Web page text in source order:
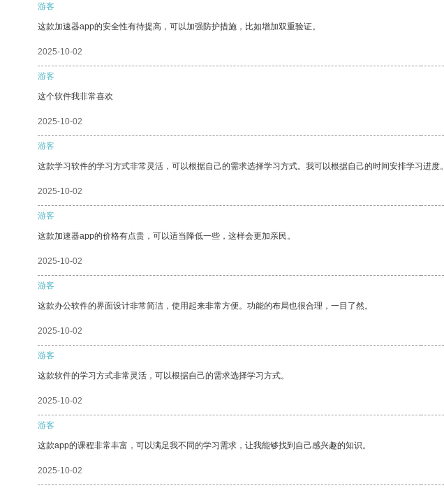
游客
这款加速器app的安全性有待提高，可以加强防护措施，比如增加双重验证。
2025-10-02
游客
这个软件我非常喜欢
2025-10-02
游客
这款学习软件的学习方式非常灵活，可以根据自己的需求选择学习方式。我可以根据自己的时间安排学习进度。
2025-10-02
游客
这款加速器app的价格有点贵，可以适当降低一些，这样会更加亲民。
2025-10-02
游客
这款办公软件的界面设计非常简洁，使用起来非常方便。功能的布局也很合理，一目了然。
2025-10-02
游客
这款软件的学习方式非常灵活，可以根据自己的需求选择学习方式。
2025-10-02
游客
这款app的课程非常丰富，可以满足我不同的学习需求，让我能够找到自己感兴趣的知识。
2025-10-02